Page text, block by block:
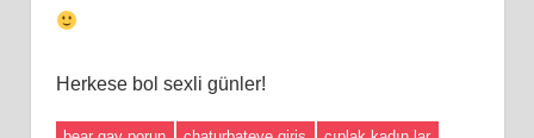
Herkese bol sexli günler!